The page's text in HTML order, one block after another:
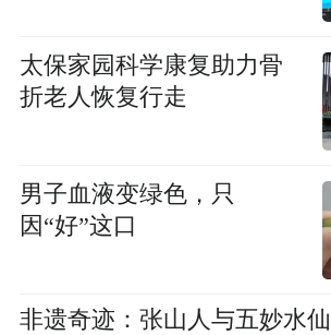
太保家园科学康复助力骨
折老人恢复行走
男子血液变绿色，只
因“好”这口
非遗奇迹：张山人与五妙水